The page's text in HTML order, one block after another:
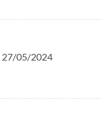
27/05/2024